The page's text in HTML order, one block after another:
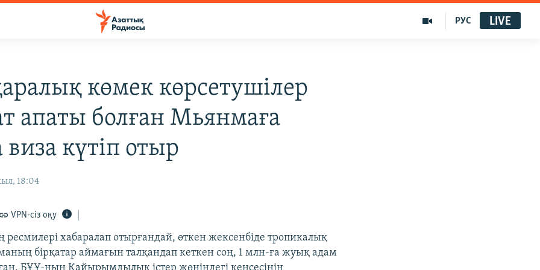
РУС LIVE
көмек көрсетушілер
апаты болған Мьянмаға
виза күтіп отыр
18:04
VPN-сіз оқу
ресмилері хабаралап отырғандай, өткен жексенбіде тропикалық
бірқатар аймағын талқандап кеткен соң, 1 млн-ға жуық адам